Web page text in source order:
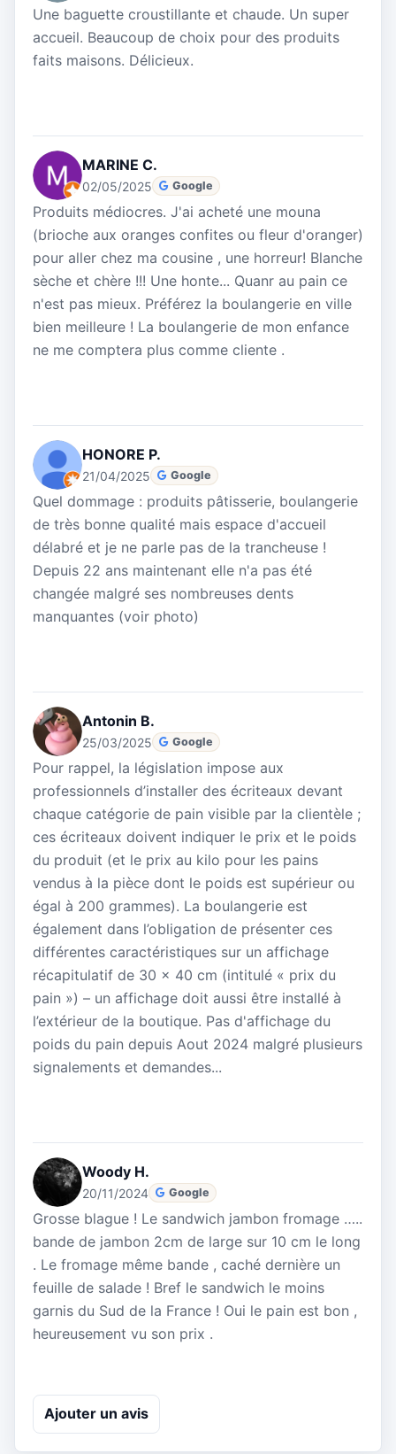
Une baguette croustillante et chaude. Un super
accueil. Beaucoup de choix pour des produits
faits maisons. Délicieux.
MARINE C.
02/05/2025 Google
Produits médiocres. J'ai acheté une mouna
(brioche aux oranges confites ou fleur d'oranger)
pour aller chez ma cousine , une horreur! Blanche
sèche et chère !!! Une honte... Quanr au pain ce
n'est pas mieux. Préférez la boulangerie en ville
bien meilleure ! La boulangerie de mon enfance
ne me comptera plus comme cliente .
HONORE P.
21/04/2025 Google
Quel dommage : produits pâtisserie, boulangerie
de très bonne qualité mais espace d'accueil
délabré et je ne parle pas de la trancheuse !
Depuis 22 ans maintenant elle n'a pas été
changée malgré ses nombreuses dents
manquantes (voir photo)
Antonin B.
25/03/2025 Google
Pour rappel, la législation impose aux
professionnels d’installer des écriteaux devant
chaque catégorie de pain visible par la clientèle ;
ces écriteaux doivent indiquer le prix et le poids
du produit (et le prix au kilo pour les pains
vendus à la pièce dont le poids est supérieur ou
égal à 200 grammes). La boulangerie est
également dans l’obligation de présenter ces
différentes caractéristiques sur un affichage
récapitulatif de 30 x 40 cm (intitulé « prix du
pain ») – un affichage doit aussi être installé à
l’extérieur de la boutique. Pas d'affichage du
poids du pain depuis Aout 2024 malgré plusieurs
signalements et demandes...
Woody H.
20/11/2024 Google
Grosse blague ! Le sandwich jambon fromage …..
bande de jambon 2cm de large sur 10 cm le long
. Le fromage même bande , caché dernière un
feuille de salade ! Bref le sandwich le moins
garnis du Sud de la France ! Oui le pain est bon ,
heureusement vu son prix .
Ajouter un avis